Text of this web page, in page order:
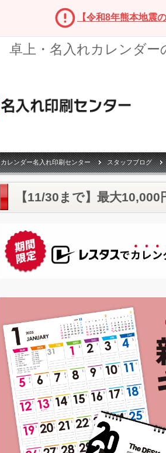
【令和8年熊本地震
卓上・名入れカレンダ
カレンダー名入れ印刷センター スタッフブログ
【11/30まで】最大